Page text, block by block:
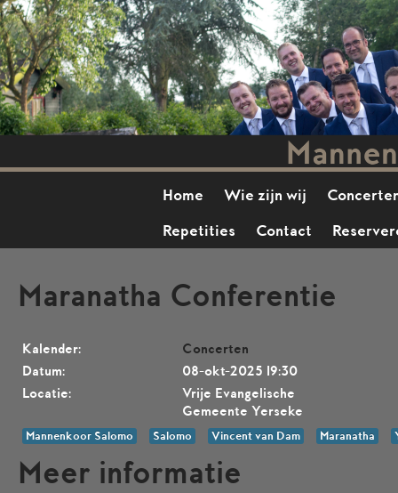
Home Wie zijn wij
Repetities
Contact
Maranatha Conferentie
Kalender:
Concerten
Datum:
08-okt-2025 19:30
Locatie:
Vrije Evangelische
Gemeente Yerseke
Mannenkoor Salomo Salomo Vincent van Dam Maranatha
Meer informatie